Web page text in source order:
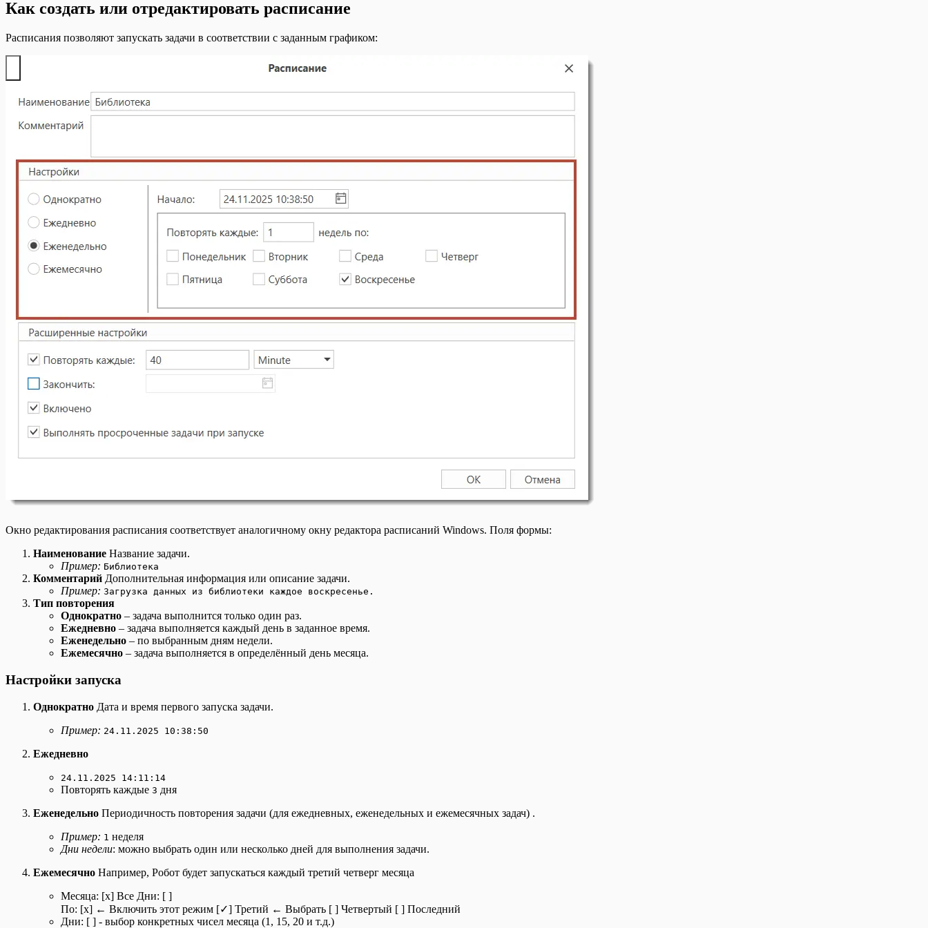
Как создать или отредактировать расписание
Расписания позволяют запускать задачи в соответствии с заданным графиком:
Окно редактирования расписания соответствует аналогичному окну редактора расписаний Windows. Поля формы:
Наименование Название задачи.
Пример: Библиотека
Комментарий Дополнительная информация или описание задачи.
Пример: Загрузка данных из библиотеки каждое воскресенье.
Тип повторения
Однократно – задача выполнится только один раз.
Ежедневно – задача выполняется каждый день в заданное время.
Еженедельно – по выбранным дням недели.
Ежемесячно – задача выполняется в определённый день месяца.
Настройки запуска
Однократно Дата и время первого запуска задачи.
Пример: 24.11.2025 10:38:50
Ежедневно
24.11.2025 14:11:14
Повторять каждые 3 дня
Еженедельно Периодичность повторения задачи (для ежедневных, еженедельных и ежемесячных задач) .
Пример: 1 неделя
Дни недели: можно выбрать один или несколько дней для выполнения задачи.
Ежемесячно Например, Робот будет запускаться каждый третий четверг месяца
Месяца: [x] Все Дни: [ ]
По: [x] ← Включить этот режим [✓] Третий ← Выбрать [ ] Четвертый [ ] Последний
Дни: [ ] - выбор конкретных чисел месяца (1, 15, 20 и т.д.)